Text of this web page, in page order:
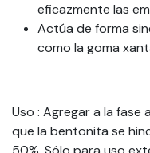
eficazmente las
Actúa de forma
como la goma
Uso : Agregar a la fase
que la bentonita se